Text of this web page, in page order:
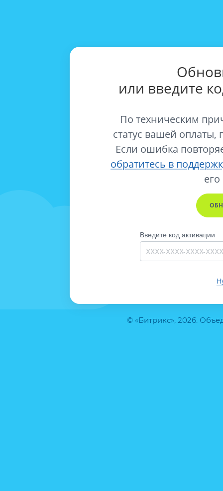
© «Битрикс», 2026.
или введите
По техническим
статус вашей оплаты,
Если ошибка
обратитесь в
его
Введите код активации